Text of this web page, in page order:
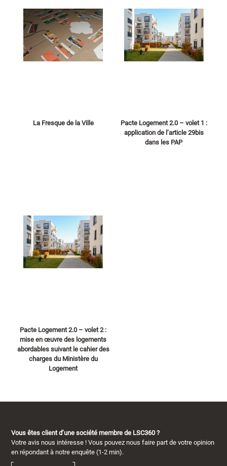
La Fresque de la Ville
Pacte Logement 2.0 – volet 1 :
application de l’article 29bis
dans les PAP
Pacte Logement 2.0 – volet 2 :
mise en œuvre des logements
abordables suivant le cahier des
charges du Ministère du
Logement
Vous êtes client d’une société membre de LSC360 ?
Votre avis nous intéresse ! Vous pouvez nous faire part de votre opinion
en répondant à notre enquête (1-2 min).